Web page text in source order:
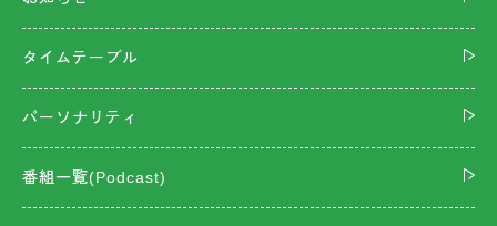
タイムテーブル
パーソナリティ
番組一覧(Podcast)